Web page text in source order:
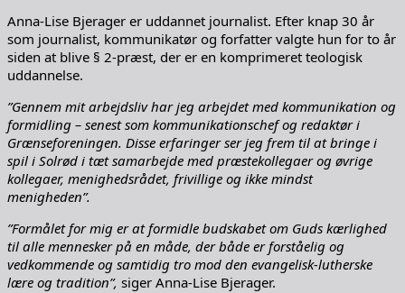
Anna-Lise Bjerager er uddannet journalist. Efter knap 30 år
som journalist, kommunikatør og forfatter valgte hun for to år
siden at blive § 2-præst, der er en komprimeret teologisk
uddannelse.
”Gennem mit arbejdsliv har jeg arbejdet med kommunikation og
formidling – senest som kommunikationschef og redaktør i
Grænseforeningen. Disse erfaringer ser jeg frem til at bringe i
spil i Solrød i tæt samarbejde med præstekollegaer og øvrige
kollegaer, menighedsrådet, frivillige og ikke mindst
menigheden”.
”Formålet for mig er at formidle budskabet om Guds kærlighed
til alle mennesker på en måde, der både er forståelig og
vedkommende og samtidig tro mod den evangelisk-lutherske
lære og tradition”, siger Anna-Lise Bjerager.